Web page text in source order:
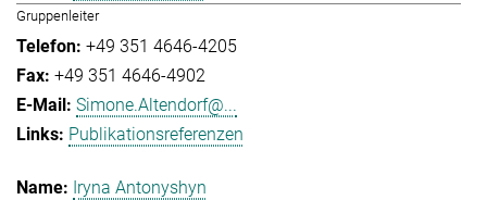
Gruppenleiter
+49 351 4646-4205
+49 351 4646-4902
Simone.Altendorf@...
Publikationsreferenzen
Iryna Antonyshyn